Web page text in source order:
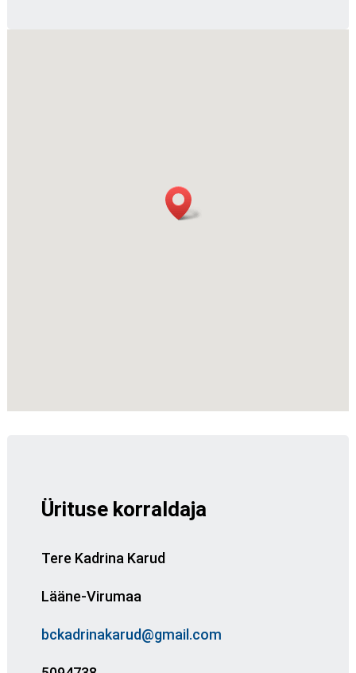
Ürituse korraldaja
Tere Kadrina Karud
Lääne-Virumaa
bckadrinakarud@gmail.com